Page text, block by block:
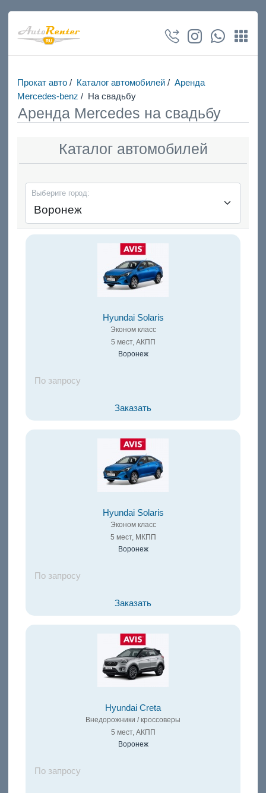
Прокат авто/ Каталог автомобилей/ Аренда
Mercedes-benz / На свадьбу
Аренда Mercedes на свадьбу
Каталог автомобилей
Выберите город:
Hyundai Solaris
Эконом класс
5 мест, АКПП
Воронеж
По запросу
Заказать
Hyundai Solaris
Эконом класс
5 мест, МКПП
Воронеж
По запросу
Заказать
Hyundai Creta
Внедорожники / кроссоверы
5 мест, АКПП
Воронеж
По запросу